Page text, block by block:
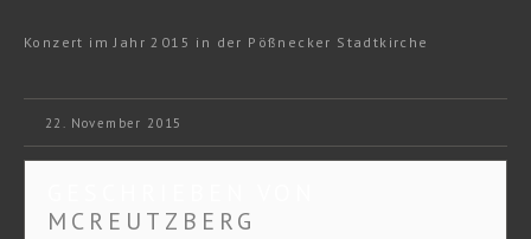
Konzert im Jahr 2015 in der Pößnecker Stadtkirche
22. November 2015
MCREUTZBERG